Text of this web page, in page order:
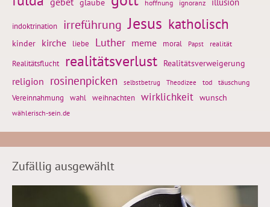
hoffnung ignoranz
indoktrination irreführung Jesus katholisch
kinder kirche liebe Luther meme moral Papst realität
Realitätsflucht realitätsverlust Realitätsverweigerung
religion rosinenpicken selbstbetrug Theodizee tod täuschung
Vereinnahmung wahl weihnachten wirklichkeit wunsch
wählerisch-sein.de
Zufällig ausgewählt